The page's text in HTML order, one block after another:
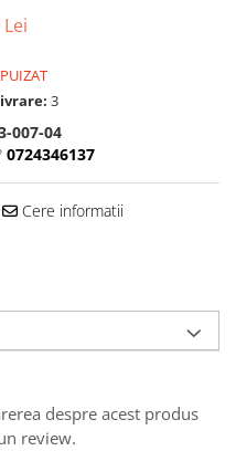
3
007-04
0724346137
Cere informatii
despre acest produs
review.